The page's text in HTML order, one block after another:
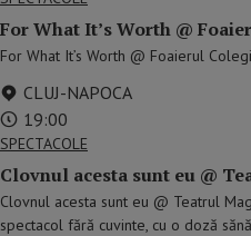
For What It’s Worth @
For What It’s Worth @ Foaierul
CLUJ-NAPOCA
19:00
SPECTACOLE
Clovnul acesta sunt eu @
Clovnul acesta sunt eu @ Teatrul
spectacol fără cuvinte, cu o doză